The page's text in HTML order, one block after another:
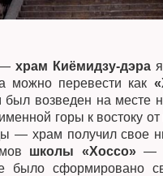
— храм Киёмидзу-дэра
можно перевести как
был возведен на месте
горы к востоку
— храм получил свое
школы «Хоссо»—
сформировано